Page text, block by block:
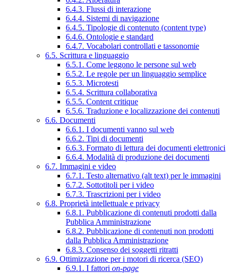
6.4.3. Flussi di interazione
6.4.4. Sistemi di navigazione
6.4.5. Tipologie di contenuto (content type)
6.4.6. Ontologie e standard
6.4.7. Vocabolari controllati e tassonomie
6.5. Scrittura e linguaggio
6.5.1. Come leggono le persone sul web
6.5.2. Le regole per un linguaggio semplice
6.5.3. Microtesti
6.5.4. Scrittura collaborativa
6.5.5. Content critique
6.5.6. Traduzione e localizzazione dei contenuti
6.6. Documenti
6.6.1. I documenti vanno sul web
6.6.2. Tipi di documenti
6.6.3. Formato di lettura dei documenti elettronici
6.6.4. Modalità di produzione dei documenti
6.7. Immagini e video
6.7.1. Testo alternativo (alt text) per le immagini
6.7.2. Sottotitoli per i video
6.7.3. Trascrizioni per i video
6.8. Proprietà intellettuale e privacy
6.8.1. Pubblicazione di contenuti prodotti dalla
Pubblica Amministrazione
6.8.2. Pubblicazione di contenuti non prodotti
dalla Pubblica Amministrazione
6.8.3. Consenso dei soggetti ritratti
6.9. Ottimizzazione per i motori di ricerca (SEO)
6.9.1. I fattori on-page